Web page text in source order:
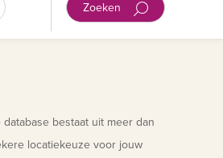
Zoeken
bestaat uit meer dan
locatiekeuze voor jouw